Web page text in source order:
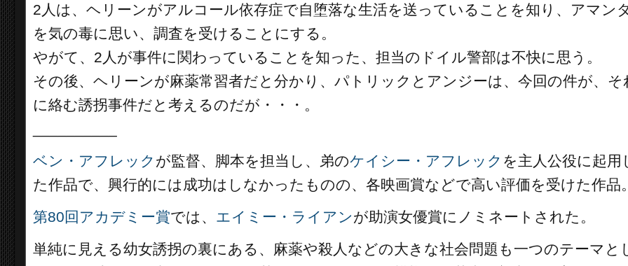
2人は、ヘリーンがアルコール依存症で自堕落な生活を送っていることを知り、アマン
を気の毒に思い、調査を受けることにする。
やがて、2人が事件に関わっていることを知った、担当のドイル警部は不快に思う。
その後、ヘリーンが麻薬常習者だと分かり、パトリックとアンジーは、今回の件が、そ
に絡む誘拐事件だと考えるのだが・・・。
ベン・アフレック が監督、脚本を担当し、弟のケイシー・アフレック を主人公役に起用
た作品で、興行的には成功はしなかったものの、各映画賞などで高い評価を受けた作品
第80回アカデミー賞では、 エイミー・ライアンが助演女優賞にノミネートされた。
単純に見える幼女誘拐の裏にある、麻薬や殺人などの大きな社会問題も一つのテーマと